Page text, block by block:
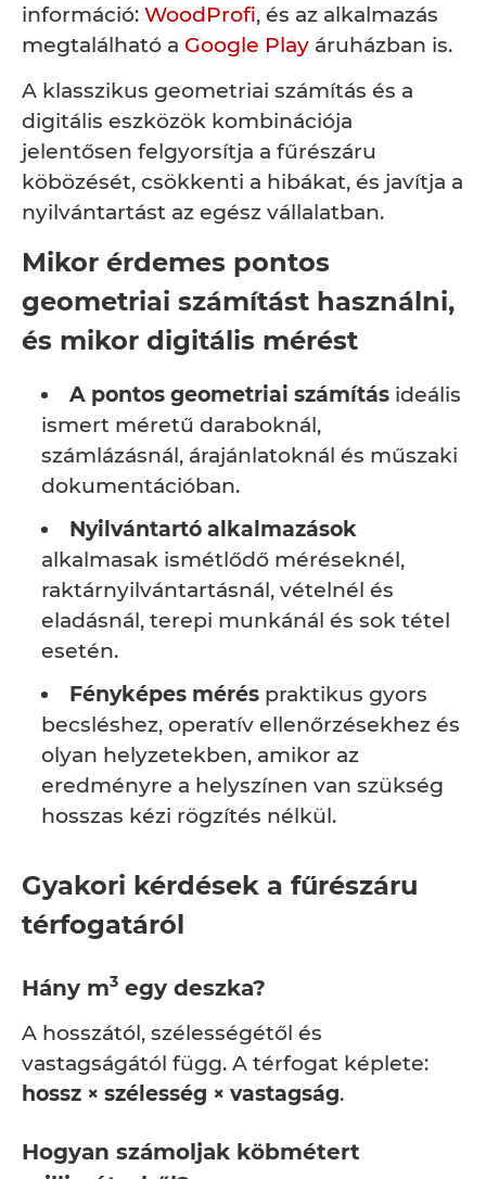
információ: WoodProfi, és az alkalmazás
megtalálható a Google Play áruházban is.
A klasszikus geometriai számítás és a
digitális eszközök kombinációja
jelentősen felgyorsítja a fűrészáru
köbözését, csökkenti a hibákat, és javítja a
nyilvántartást az egész vállalatban.
Mikor érdemes pontos
geometriai számítást használni,
és mikor digitális mérést
A pontos geometriai számítás ideális
ismert méretű daraboknál,
számlázásnál, árajánlatoknál és műszaki
dokumentációban.
Nyilvántartó alkalmazások
alkalmasak ismétlődő méréseknél,
raktárnyilvántartásnál, vételnél és
eladásnál, terepi munkánál és sok tétel
esetén.
Fényképes mérés praktikus gyors
becsléshez, operatív ellenőrzésekhez és
olyan helyzetekben, amikor az
eredményre a helyszínen van szükség
hosszas kézi rögzítés nélkül.
Gyakori kérdések a fűrészáru
térfogatáról
Hány m3 egy deszka?
A hosszától, szélességétől és
vastagságától függ. A térfogat képlete:
hossz × szélesség × vastagság.
Hogyan számoljak köbmétert